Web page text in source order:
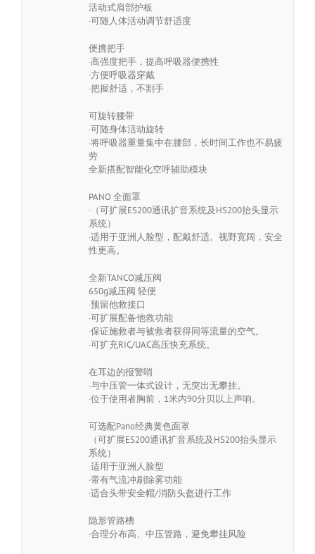
活动式肩部护板
·可随人体活动调节舒适度
便携把手
·高强度把手，提高呼吸器便携性
·方便呼吸器穿戴
·把握舒适，不割手
可旋转腰带
·可随身体活动旋转
·将呼吸器重量集中在腰部，长时间工作也不易疲
劳
全新搭配智能化空呼辅助模块
PANO 全面罩
·（可扩展ES200通讯扩音系统及HS200抬头显示
系统）
·适用于亚洲人脸型，配戴舒适。视野宽阔，安全
性更高。
全新TANCO减压阀
650g减压阀 轻便
·预留他救接口
·可扩展配备他救功能
·保证施救者与被救者获得同等流量的空气。
·可扩充RIC/UAC高压快充系统。
在耳边的报警哨
·与中压管一体式设计，无突出无攀挂。
·位于使用者胸前，1米内90分贝以上声响。
可选配Pano经典黄色面罩
（可扩展ES200通讯扩音系统及HS200抬头显示
系统）
·适用于亚洲人脸型
·带有气流冲刷除雾功能
·适合头带安全帽/消防头盔进行工作
隐形管路槽
·合理分布高、中压管路，避免攀挂风险